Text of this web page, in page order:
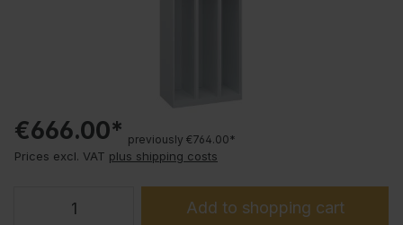
€666.00* previously €764.00*
Prices excl. VAT plus shipping costs
Add to shopping cart